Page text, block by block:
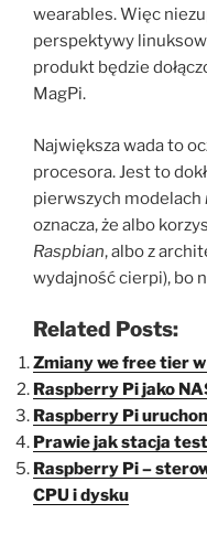
wearables. Więc
perspektywy
produkt będzie
MagPi.
Największa wada to
procesora. Jest to
pierwszych modelach
oznacza, że albo
Raspbian, albo z
wydajność cierpi), bo
Related Posts:
Zmiany we free tier
Raspberry Pi jako
Raspberry Pi
Prawie jak stacja
Raspberry Pi –
CPU i dysku